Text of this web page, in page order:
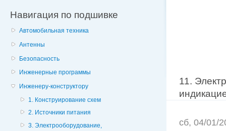
Навигация по подшивке
Автомобильная техника
Антенны
Безопасность
Инженерные программы
Инженеру-конструктору
1. Конструирование схем
2. Источники питания
3. Электрооборудование,
11.
сб, 04/01/